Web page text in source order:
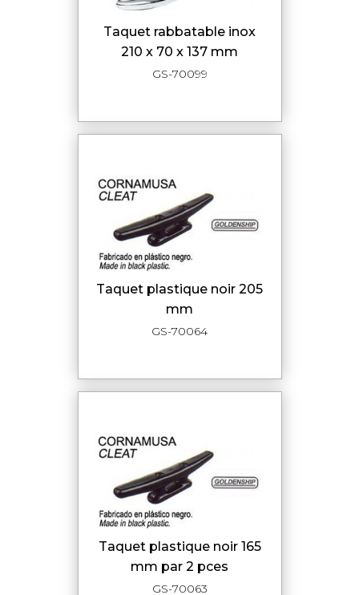
taquet rabbatable inox
210 x 70 x 137 mm
GS-70099
taquet plastique noir 205
mm
GS-70064
taquet plastique noir 165
mm par 2 pces
GS-70063